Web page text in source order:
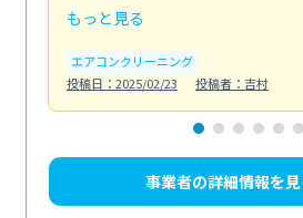
もっと見る
エアコンクリーニング
投稿日：2025/02/23
投稿者：吉村
事業者の詳細情報を